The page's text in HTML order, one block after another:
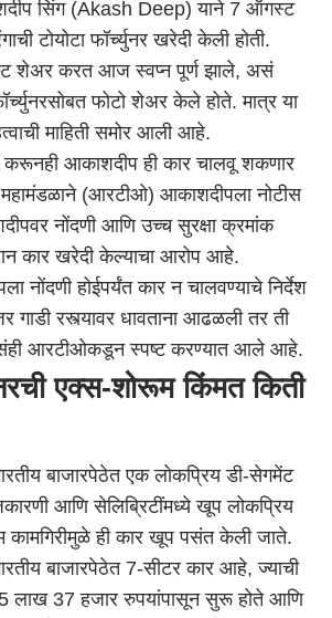
सिंग (Akash Deep) याने 7 ऑगस्ट
टोयोटा फॉर्च्युनर खरेदी केली होती.
शेअर करत आज स्वप्न पूर्ण झाले, असं
फोटो शेअर केले होते. मात्र या
माहिती समोर आली आहे.
करूनही आकाशदीप ही कार चालवू शकणार
महामंडळाने (आरटीओ) आकाशदीपला नोटीस
नोंदणी आणि उच्च सुरक्षा क्रमांक
कार खरेदी केल्याचा आरोप आहे.
नोंदणी होईपर्यंत कार न चालवण्याचे निर्देश
रस्त्यावर धावताना आढळली तर ती
आरटीओकडून स्पष्ट करण्यात आले आहे.
एक्स-शोरूम किंमत किती
बाजारपेठेत एक लोकप्रिय डी-सेगमेंट
आणि सेलिब्रिटींमध्ये खूप लोकप्रिय
कामगिरीमुळे ही कार खूप पसंत केली जाते.
बाजारपेठेत 7-सीटर कार आहे, ज्याची
लाख 37 हजार रुपयांपासून सुरू होते आणि